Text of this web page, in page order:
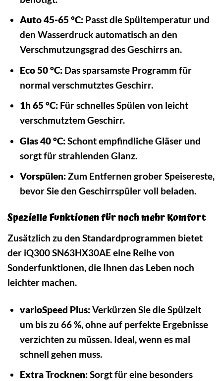
Auto 45-65 °C:Passt die Spültemperatur und
den Wasserdruck automatisch an den
Verschmutzungsgrad des Geschirrs an.
Eco 50 °C:Das sparsamste Programm für
normal verschmutztes Geschirr.
1h 65 °C:Für schnelles Spülen von leicht
verschmutztem Geschirr.
Glas 40 °C:Schont empfindliche Gläser und
sorgt für strahlenden Glanz.
Vorspülen:Zum Entfernen grober Speisereste,
bevor Sie den Geschirrspüler voll beladen.
Spezielle Funktionen für noch mehr Komfort
Zusätzlich zu den Standardprogrammen bietet
der iQ300 SN63HX30AE eine Reihe von
Sonderfunktionen, die Ihnen das Leben noch
leichter machen.
varioSpeed Plus:Verkürzen Sie die Spülzeit
um bis zu 66 %, ohne auf perfekte Ergebnisse
verzichten zu müssen. Ideal, wenn es mal
schnell gehen muss.
Extra Trocknen:Sorgt für eine besonders